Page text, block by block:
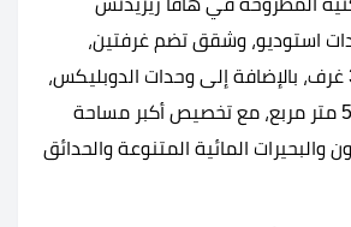
المطروحة في هافا ريزيدنس
استوديو، وشقق تضم غرفتين،
وشقق تتكون من 3 غرف، بالإضافة إلى وحدات الدوبليكس،
بمساحات تبدأ من 50 متر مربع، مع تخصيص أكبر مساحة
والبحيرات المائية المتنوعة والحدائق